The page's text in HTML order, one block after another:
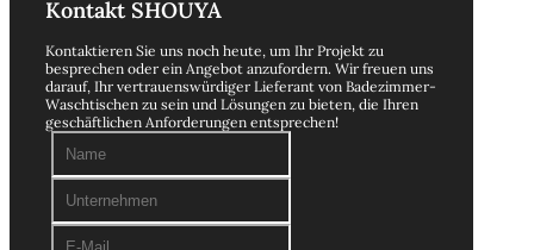
Kontakt SHOUYA
Kontaktieren Sie uns noch heute, um Ihr Projekt zu
besprechen oder ein Angebot anzufordern. Wir freuen uns
darauf, Ihr vertrauenswürdiger Lieferant von Badezimmer-
Waschtischen zu sein und Lösungen zu bieten, die Ihren
geschäftlichen Anforderungen entsprechen!